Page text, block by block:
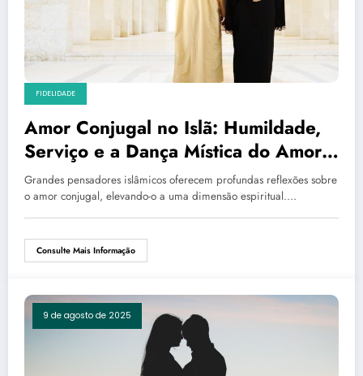
FIDELIDADE
Amor Conjugal no Islã: Humildade,
Serviço e a Dança Mística do Amor
Divino
Grandes pensadores islâmicos oferecem profundas reflexões sobre
o amor conjugal, elevando-o a uma dimensão espiritual.…
Consulte Mais Informação
9 de agosto de 2025